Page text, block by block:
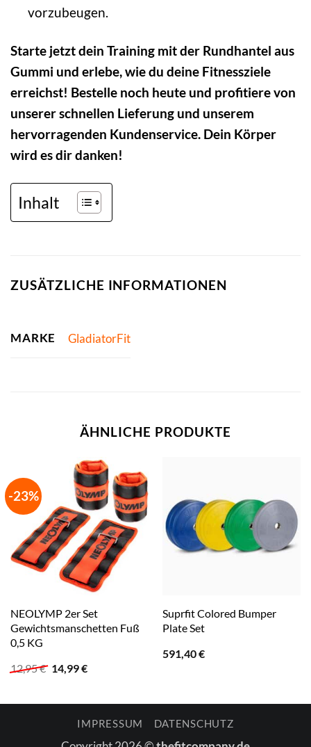
vorzubeugen.
Starte jetzt dein Training mit der Rundhantel aus
Gummi und erlebe, wie du deine Fitnessziele
erreichst! Bestelle noch heute und profitiere von
unserer schnellen Lieferung und unserem
hervorragenden Kundenservice. Dein Körper
wird es dir danken!
Inhalt
ZUSÄTZLICHE INFORMATIONEN
MARKE GladiatorFit
ÄHNLICHE PRODUKTE
-23%
NEOLYMP 2er Set
Gewichtsmanschetten Fuß
0,5 KG
12,95€ Ursprünglicher
12,95 €
14,99€Aktueller
14,99 €.
Suprfit Colored Bumper
Plate Set
591,40€
IMPRESSUM DATENSCHUTZ